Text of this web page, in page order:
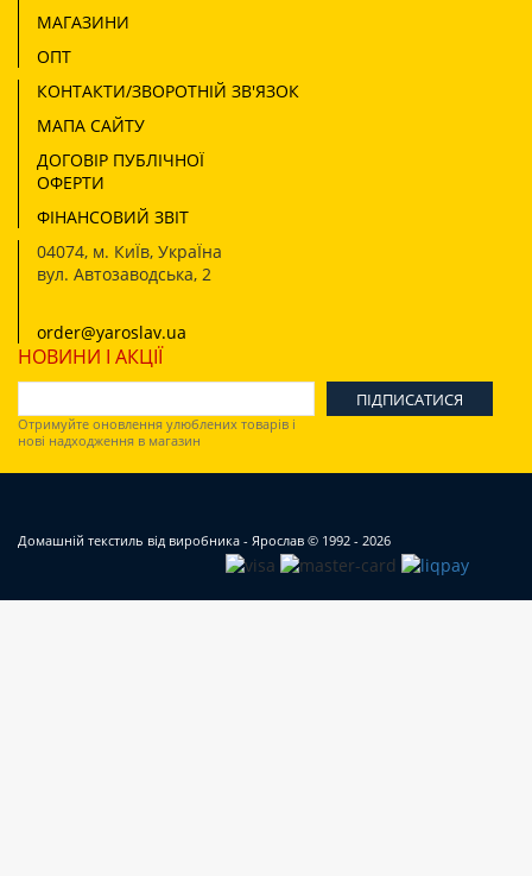
МАГАЗИНИ
ОПТ
КОНТАКТИ/ЗВОРОТНІЙ ЗВ'ЯЗОК
МАПА САЙТУ
ДОГОВІР ПУБЛІЧНОЇ
ОФЕРТИ
ФІНАНСОВИЙ ЗВІТ
04074, м. КиЇв, УкраЇна
вул. Автозаводська, 2
order@yaroslav.ua
НОВИНИ І АКЦІЇ
Отримуйте оновлення улюблених товарів і
нові надходження в магазин
Домашній текстиль від виробника - Ярослав © 1992 - 2026